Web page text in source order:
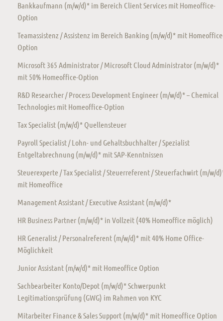
Bankkaufmann (m/w/d)* im Bereich Client Services mit Homeoffice-
Option
Teamassistenz / Assistenz im Bereich Banking (m/w/d)* mit
Option
Microsoft 365 Administrator / Microsoft Cloud Administrator (m/w/d)*
mit 50% Homeoffice-Option
R&D Researcher / Process Development Engineer (m/w/d)* – Chemical
Technologies mit Homeoffice-Option
Tax Specialist (m/w/d)* Quellensteuer
Payroll Specialist / Lohn- und Gehaltsbuchhalter / Spezialist
Entgeltabrechnung (m/w/d)* mit SAP-Kenntnissen
Steuerexperte / Tax Specialist / Steuerreferent / Steuerfachwirt (m/w/
mit Homeoffice
Management Assistant / Executive Assistant (m/w/d)*
HR Business Partner (m/w/d)* in Vollzeit (40% Homeoffice möglich)
HR Generalist / Personalreferent (m/w/d)* mit 40% Home Office-
Möglichkeit
Junior Assistant (m/w/d)* mit Homeoffice Option
Sachbearbeiter Konto/Depot (m/w/d)* Schwerpunkt
Legitimationsprüfung (GWG) im Rahmen von KYC
Mitarbeiter Finance & Sales Support (m/w/d)* mit Homeoffice Option